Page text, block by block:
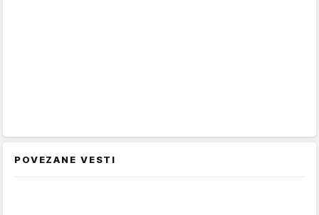
POVEZANE VESTI